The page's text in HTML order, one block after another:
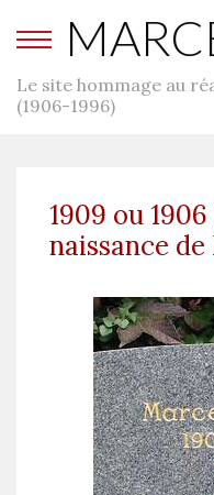
Le site hommage au
(1906-1996)
1909 ou
naissance